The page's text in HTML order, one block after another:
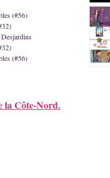
(#56)
(#56)
la Côte-Nord.